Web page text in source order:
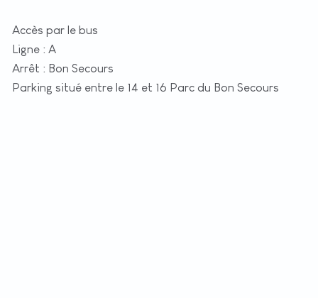
Accès par le bus
Ligne : A
Arrêt : Bon Secours
Parking situé entre le 14 et 16 Parc du Bon Secours